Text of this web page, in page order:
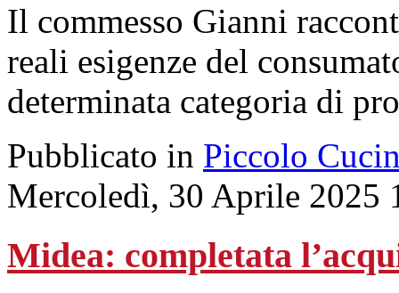
Il commesso Gianni
reali esigenze del
determinata categoria di
Pubblicato in Piccolo
Mercoledì, 30 Aprile 2025
Midea: completata